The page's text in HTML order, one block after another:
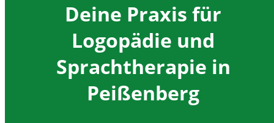
Deine Praxis für
Logopädie und
Sprachtherapie in
Peißenberg